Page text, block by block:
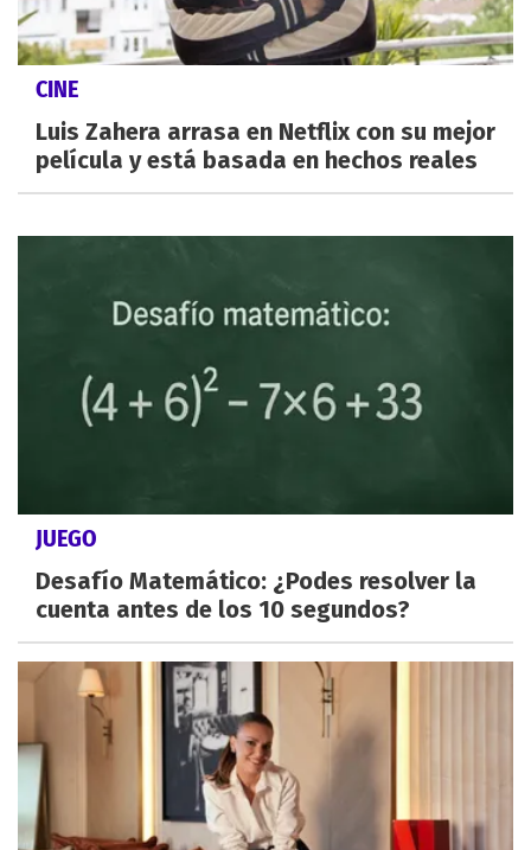
CINE
Luis Zahera arrasa en Netflix con su mejor
película y está basada en hechos reales
JUEGO
Desafío Matemático: ¿Podes resolver la
cuenta antes de los 10 segundos?